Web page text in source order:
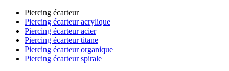
Piercing écarteur
Piercing écarteur acrylique
Piercing écarteur acier
Piercing écarteur titane
Piercing écarteur organique
Piercing écarteur spirale